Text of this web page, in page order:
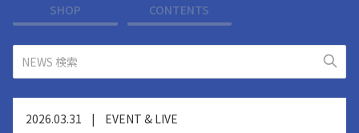
SHOP CONTENTS
2026.03.31 |
EVENT & LIVE